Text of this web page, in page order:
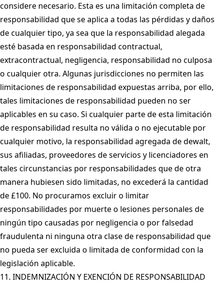
considere necesario. Esta es una limitación completa de
responsabilidad que se aplica a todas las pérdidas y daños
de cualquier tipo, ya sea que la responsabilidad alegada
esté basada en responsabilidad contractual,
extracontractual, negligencia, responsabilidad no culposa
o cualquier otra. Algunas jurisdicciones no permiten las
limitaciones de responsabilidad expuestas arriba, por ello,
tales limitaciones de responsabilidad pueden no ser
aplicables en su caso. Si cualquier parte de esta limitación
de responsabilidad resulta no válida o no ejecutable por
cualquier motivo, la responsabilidad agregada de dewalt,
sus afiliadas, proveedores de servicios y licenciadores en
tales circunstancias por responsabilidades que de otra
manera hubiesen sido limitadas, no excederá la cantidad
de £100. No procuramos excluir o limitar
responsabilidades por muerte o lesiones personales de
ningún tipo causadas por negligencia o por falsedad
fraudulenta ni ninguna otra clase de responsabilidad que
no pueda ser excluida o limitada de conformidad con la
legislación aplicable.
11. INDEMNIZACIÓN Y EXENCIÓN DE RESPONSABILIDAD